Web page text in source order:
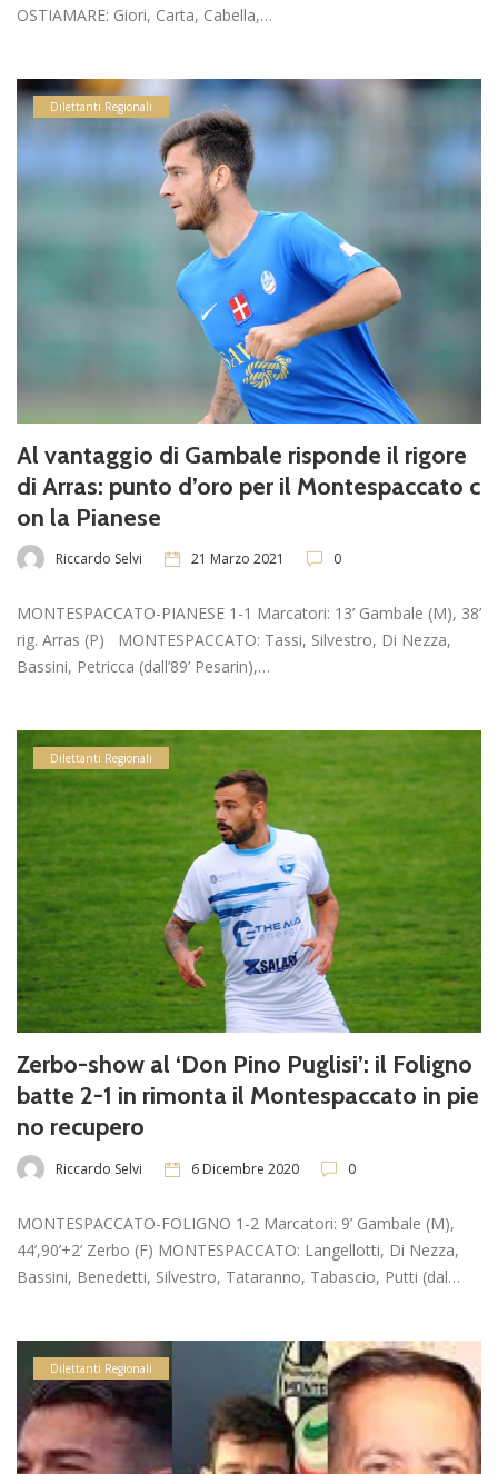
OSTIAMARE: Giori, Carta, Cabella,…
Dilettanti Regionali
Al vantaggio di Gambale risponde il rigore
di Arras: punto d’oro per il Montespaccato c
on la Pianese
Riccardo Selvi 21 Marzo 2021 0
MONTESPACCATO-PIANESE 1-1 Marcatori: 13’ Gambale (M), 38’
rig. Arras (P) MONTESPACCATO: Tassi, Silvestro, Di Nezza,
Bassini, Petricca (dall’89’ Pesarin),…
Dilettanti Regionali
Zerbo-show al ‘Don Pino Puglisi’: il Foligno
batte 2-1 in rimonta il Montespaccato in pie
no recupero
Riccardo Selvi 6 Dicembre 2020 0
MONTESPACCATO-FOLIGNO 1-2 Marcatori: 9’ Gambale (M),
44’,90’+2’ Zerbo (F) MONTESPACCATO: Langellotti, Di Nezza,
Bassini, Benedetti, Silvestro, Tataranno, Tabascio, Putti (dal…
Dilettanti Regionali